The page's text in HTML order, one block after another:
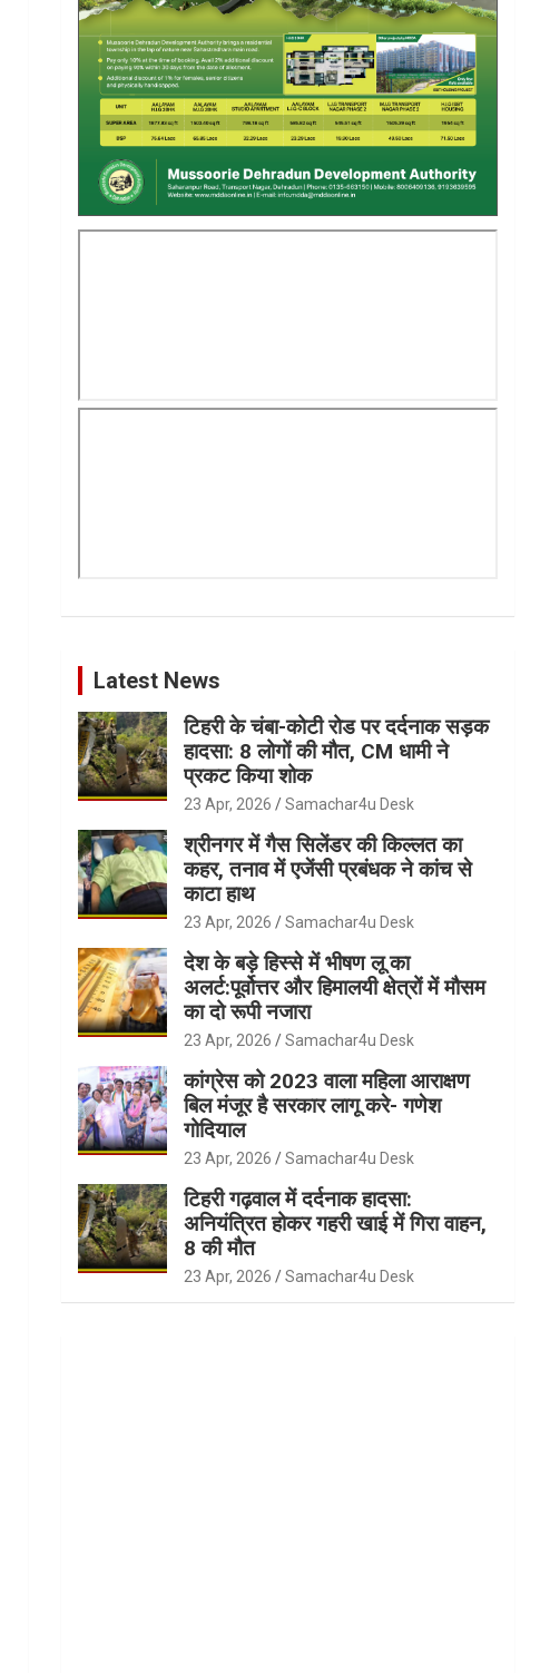
Latest News
टिहरी के चंबा-कोटी रोड पर दर्दनाक सड़क
हादसा: 8 लोगों की मौत, CM धामी ने
प्रकट किया शोक
23 Apr, 2026 Samachar4u Desk
श्रीनगर में गैस सिलेंडर की किल्लत का
कहर, तनाव में एजेंसी प्रबंधक ने कांच से
काटा हाथ
23 Apr, 2026 Samachar4u Desk
देश के बड़े हिस्से में भीषण लू का
अलर्ट:पूर्वोत्तर और हिमालयी क्षेत्रों में मौसम
का दो रूपी नजारा
23 Apr, 2026 Samachar4u Desk
कांग्रेस को 2023 वाला महिला आराक्षण
बिल मंजूर है सरकार लागू करे- गणेश
गोदियाल
23 Apr, 2026 Samachar4u Desk
टिहरी गढ़वाल में दर्दनाक हादसा:
अनियंत्रित होकर गहरी खाई में गिरा वाहन,
8 की मौत
23 Apr, 2026 Samachar4u Desk